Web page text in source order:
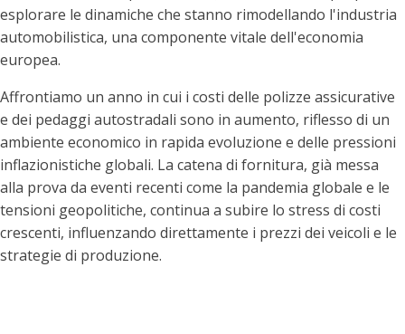
esplorare le dinamiche che stanno rimodellando l'industria
automobilistica, una componente vitale dell'economia
europea.
Affrontiamo un anno in cui i costi delle polizze assicurative
e dei pedaggi autostradali sono in aumento, riflesso di un
ambiente economico in rapida evoluzione e delle pressioni
inflazionistiche globali. La catena di fornitura, già messa
alla prova da eventi recenti come la pandemia globale e le
tensioni geopolitiche, continua a subire lo stress di costi
crescenti, influenzando direttamente i prezzi dei veicoli e le
strategie di produzione.